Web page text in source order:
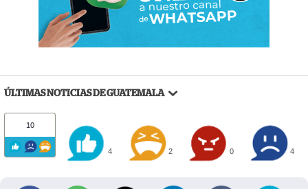
ÚLTIMAS NOTICIAS DE GUATEMALA
10
4 2 0 4